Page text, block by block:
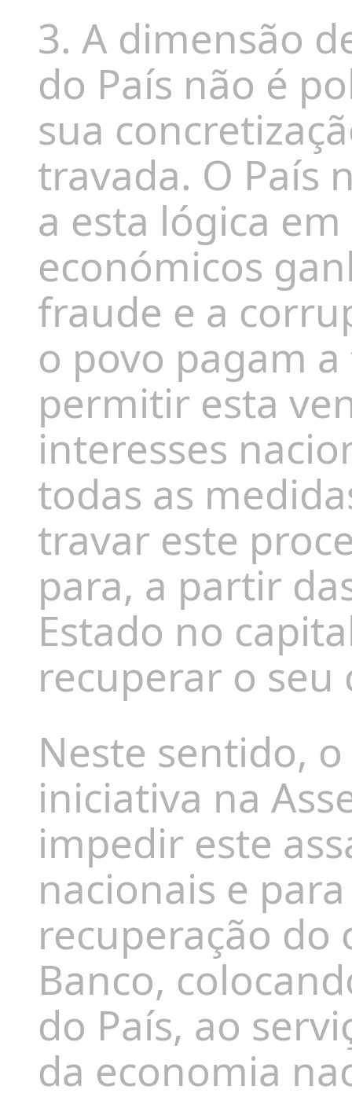
3. A dimensão
do País não é
sua
travada. O País
a esta lógica
económicos
fraude e a
o povo pagam
permitir esta
interesses
todas as
travar este
para, a partir
Estado no
recuperar o
Neste sentido,
iniciativa na
impedir este
nacionais e
recuperação
Banco,
do País, ao
da economia